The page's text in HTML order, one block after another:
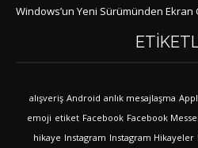
Windows’un Yeni Sürümünden Ekran
alışveriş Android anlık mesajlaşma
emoji etiket Facebook Facebook
hikaye Instagram Instagram Hikayeler